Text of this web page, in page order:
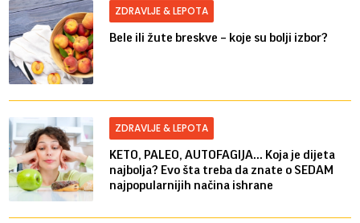
ZDRAVLJE & LEPOTA
Bele ili žute breskve – koje su bolji izbor?
ZDRAVLJE & LEPOTA
KETO, PALEO, AUTOFAGIJA... Koja je dijeta
najbolja? Evo šta treba da znate o SEDAM
najpopularnijih načina ishrane